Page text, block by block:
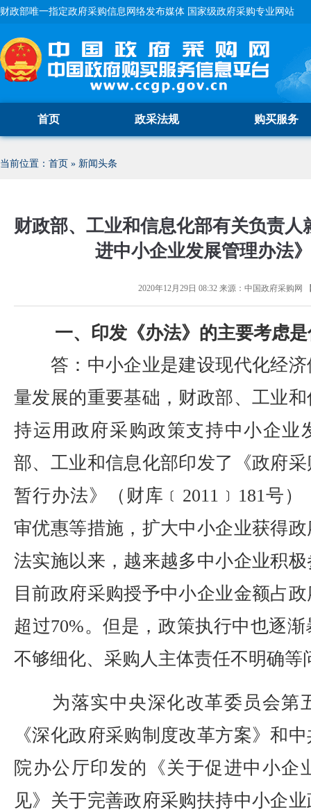
财政部唯一指定政府采购信息网络发布媒体 国家级政府采购专业网站
首页 政采法规 购买服务
当前位置： 首页 » 新闻头条
财政部、工业和信息化部有关负责人
进中小企业发展管理办法
2020年12月29日 08:32来源： 中国政府采购网
一、印发《办法》的主要考虑
答：中小企业是建设现代化经济
量发展的重要基础，财政部、工业
持运用政府采购政策支持中小企业
部、工业和信息化部印发了《政府
暂行办法》（财库﹝2011﹞181号
审优惠等措施，扩大中小企业获得
法实施以来，越来越多中小企业积
目前政府采购授予中小企业金额占
超过70%。但是，政策执行中也逐
不够细化、采购人主体责任不明确等
为落实中央深化改革委员会第
《深化政府采购制度改革方案》和
院办公厅印发的《关于促进中小企
见》关于完善政府采购扶持中小企